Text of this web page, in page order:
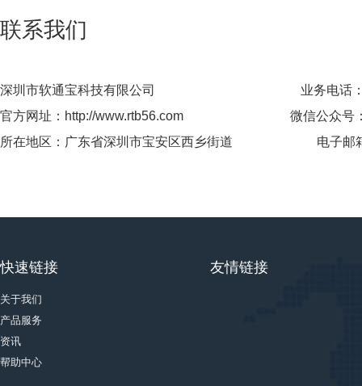
联系我们
深圳市软通宝科技有限公司 业务电话
官方网址： http://www.rtb56.com
微信公众号
所在地区： 广东省深圳市宝安区西乡街道 电子邮
快速链接
关于我们
产品服务
资讯
帮助中心
友情链接